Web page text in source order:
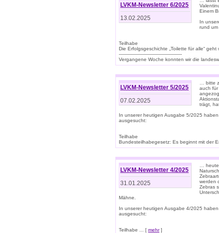
LVKM-Newsletter 6/2025
13.02.2025
Einem
In
rund
Teilhabe
Die Erfolgsgeschichte „Toilette für alle“
-------------------------------------------
Vergangene Woche konnten wir die
LVKM-Newsletter 5/2025
07.02.2025
… bitte
auch für
trägt,
In unserer heutigen Ausgabe 5/2025
ausgesucht:
Teilhabe
Bundesteilhabegesetz: Es beginnt mit der
LVKM-Newsletter 4/2025
31.01.2025
…
werden
Zebras
Mähne.
In unserer heutigen Ausgabe 4/2025
ausgesucht:
Teilhabe ... [ mehr]